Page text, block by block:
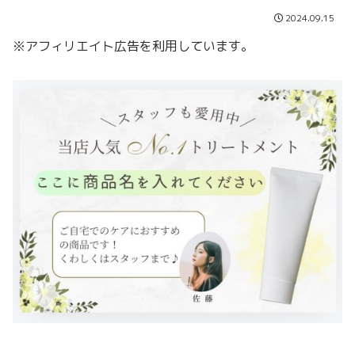
2024.09.15
※アフィリエイト広告を利用しています。